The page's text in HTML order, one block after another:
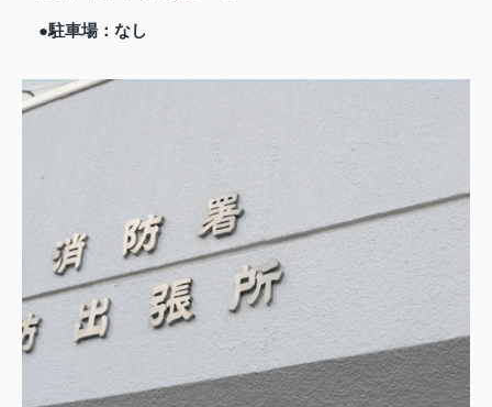
●駐車場：なし